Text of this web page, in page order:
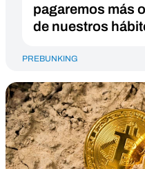
pagaremos más
de nuestros
PREBUNKING